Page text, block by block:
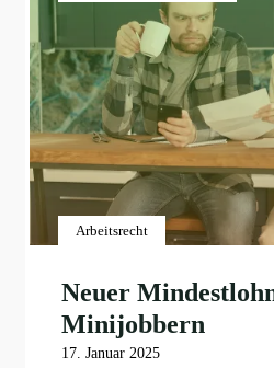
Arbeitsrecht
Neuer
Minijobbern
17. Januar 2025